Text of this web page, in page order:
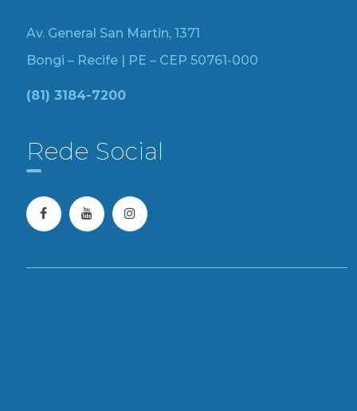
Av. General San Martin, 1371
Bongi – Recife | PE – CEP 50761-000
(81) 3184-7200
Rede Social